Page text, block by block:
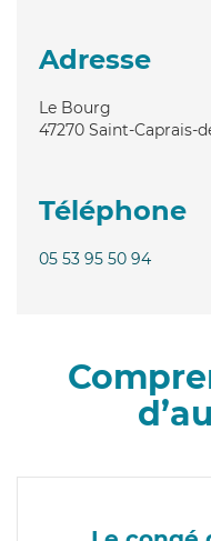
Adresse
Le Bourg
47270 Saint-Caprais-
Téléphone
05 53 95 50 94